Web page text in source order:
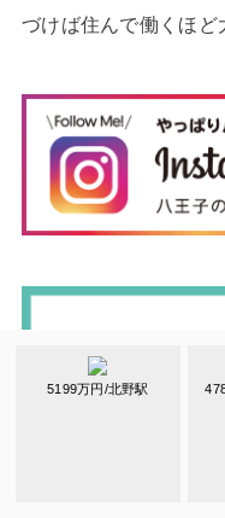
5199万円/北野駅
づけば住んで働くほど